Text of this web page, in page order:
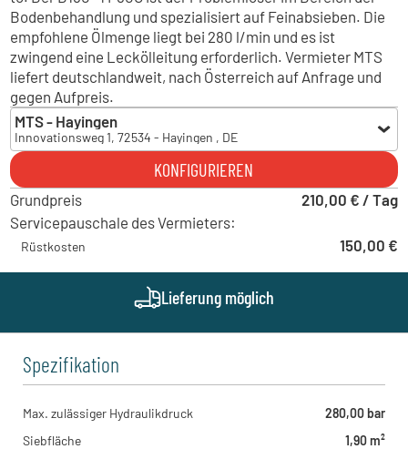
Bodenbehandlung und spezialisiert auf Feinabsieben. Die
empfohlene Ölmenge liegt bei 280 l/min und es ist
zwingend eine Leckölleitung erforderlich. Vermieter MTS
liefert deutschlandweit, nach Österreich auf Anfrage und
gegen Aufpreis.
MTS - Hayingen
Innovationsweg 1, 72534 - Hayingen , DE
Innovationsweg 1, 72534 - Hayingen , DE
KONFIGURIEREN
Grundpreis
210,00 € / Tag
Servicepauschale des Vermieters:
Rüstkosten 150,00 €
Lieferung möglich
Spezifikation
Max. zulässiger Hydraulikdruck
280,00 bar
Siebfläche
1,90 m²